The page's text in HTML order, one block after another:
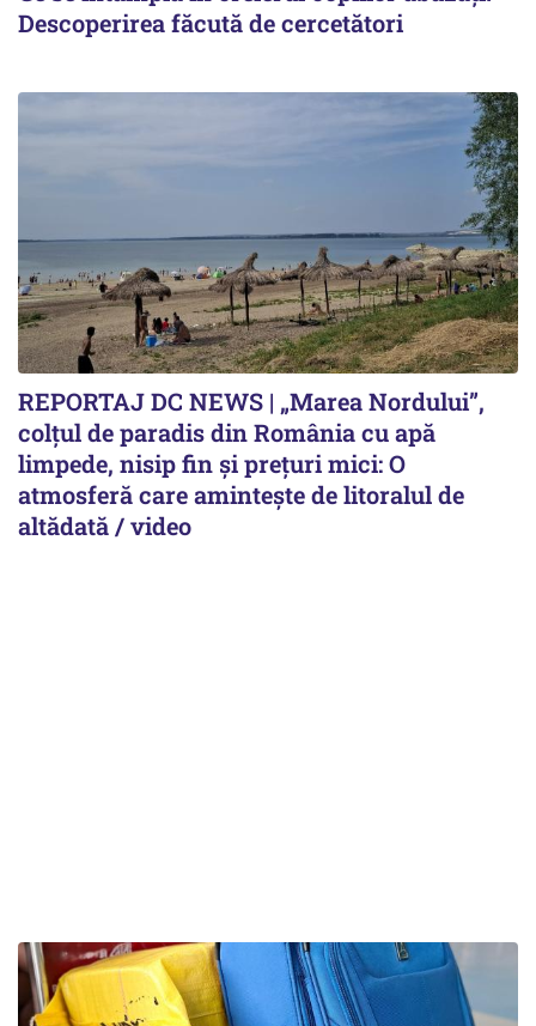
Descoperirea făcută de cercetători
REPORTAJ DC NEWS | „Marea Nordului”,
colțul de paradis din România cu apă
limpede, nisip fin și prețuri mici: O
atmosferă care amintește de litoralul de
altădată / video